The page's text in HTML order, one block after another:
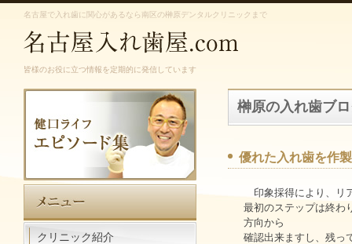
名古屋で入れ歯に関心があるなら南区の榊原デンタルクリニックまで
皆様のお役に立つ情報を定期的に発信しています
榊原の入れ歯ブ
優れた入れ歯を作
印象採得により、リ
最初のステップは終わ
方向から
確認出来ますし、残っ
クリニック紹介